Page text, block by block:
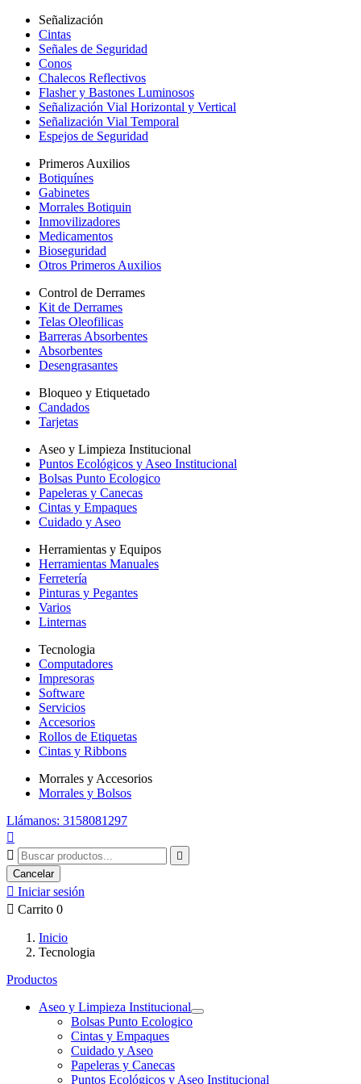
Señalización
Cintas
Señales de Seguridad
Conos
Chalecos Reflectivos
Flasher y Bastones Luminosos
Señalización Vial Horizontal y Vertical
Señalización Vial Temporal
Espejos de Seguridad
Primeros Auxilios
Botiquínes
Gabinetes
Morrales Botiquin
Inmovilizadores
Medicamentos
Bioseguridad
Otros Primeros Auxilios
Control de Derrames
Kit de Derrames
Telas Oleofilicas
Barreras Absorbentes
Absorbentes
Desengrasantes
Bloqueo y Etiquetado
Candados
Tarjetas
Aseo y Limpieza Institucional
Puntos Ecológicos y Aseo Institucional
Bolsas Punto Ecologico
Papeleras y Canecas
Cintas y Empaques
Cuidado y Aseo
Herramientas y Equipos
Herramientas Manuales
Ferretería
Pinturas y Pegantes
Varios
Linternas
Tecnologia
Computadores
Impresoras
Software
Servicios
Accesorios
Rollos de Etiquetas
Cintas y Ribbons
Morrales y Accesorios
Morrales y Bolsos
Llámanos: 3158081297



Cancelar
 Iniciar sesión
 Carrito 0
Inicio
Tecnologia
Productos
Aseo y Limpieza Institucional
Bolsas Punto Ecologico
Cintas y Empaques
Cuidado y Aseo
Papeleras y Canecas
Puntos Ecológicos y Aseo Institucional